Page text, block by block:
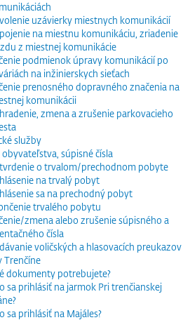
uzávierky miestnych komunikácií
na miestnu komunikáciu, zriadenie
z miestnej komunikácie
podmienok úpravy komunikácií po
na inžinierskych sieťach
prenosného dopravného značenia na
komunikácii
zmena a zrušenie parkovacieho
služby
obyvateľstva, súpisné čísla
o trvalom/prechodnom pobyte
na trvalý pobyt
sa na prechodný pobyt
trvalého pobytu
zmena alebo zrušenie súpisného a
čísla
voličských a hlasovacích preukazov
Trenčíne
dokumenty potrebujete?
sa prihlásiť na jarmok Pri trenčianskej
sa prihlásiť na Majáles?